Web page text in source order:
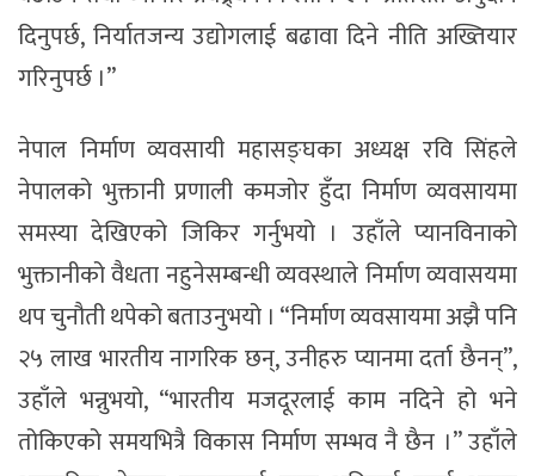
दिनुपर्छ, निर्यातजन्य उद्योगलाई बढावा दिने नीति अख्तियार
गरिनुपर्छ ।”
नेपाल निर्माण व्यवसायी महासङ्घका अध्यक्ष रवि सिंहले
नेपालको भुक्तानी प्रणाली कमजोर हुँदा निर्माण व्यवसायमा
समस्या देखिएको जिकिर गर्नुभयो । उहाँले प्यानविनाको
भुक्तानीको वैधता नहुनेसम्बन्धी व्यवस्थाले निर्माण व्यवासयमा
थप चुनौती थपेको बताउनुभयो । “निर्माण व्यवसायमा अझै पनि
२५ लाख भारतीय नागरिक छन्, उनीहरु प्यानमा दर्ता छैनन्”,
उहाँले भन्नुभयो, “भारतीय मजदूरलाई काम नदिने हो भने
तोकिएको समयभित्रै विकास निर्माण सम्भव नै छैन ।” उहाँले